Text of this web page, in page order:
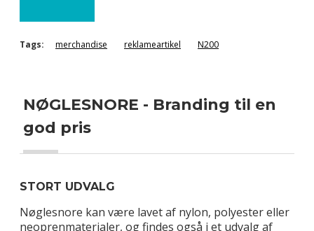
Tags: merchandise reklameartikel N200
NØGLESNORE - Branding til en
god pris
STORT UDVALG
Nøglesnore kan være lavet af nylon, polyester eller
neoprenmaterialer, og findes også i et udvalg af